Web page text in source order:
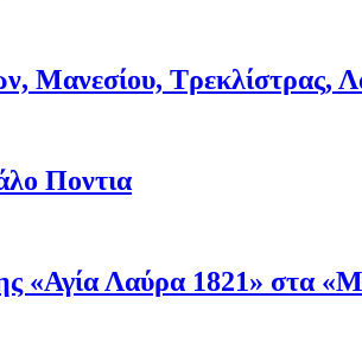
Τρεκλίστρας,
Ποντια
«Αγία Λαύρα 1821» στα